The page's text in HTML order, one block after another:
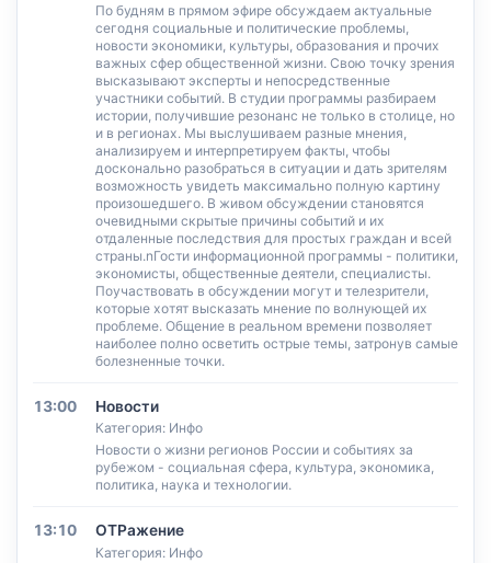
По будням в прямом эфире обсуждаем актуальные
сегодня социальные и политические проблемы,
новости экономики, культуры, образования и прочих
важных сфер общественной жизни. Свою точку зрения
высказывают эксперты и непосредственные
участники событий. В студии программы разбираем
истории, получившие резонанс не только в столице, но
и в регионах. Мы выслушиваем разные мнения,
анализируем и интерпретируем факты, чтобы
досконально разобраться в ситуации и дать зрителям
возможность увидеть максимально полную картину
произошедшего. В живом обсуждении становятся
очевидными скрытые причины событий и их
отдаленные последствия для простых граждан и всей
страны.nГости информационной программы - политики,
экономисты, общественные деятели, специалисты.
Поучаствовать в обсуждении могут и телезрители,
которые хотят высказать мнение по волнующей их
проблеме. Общение в реальном времени позволяет
наиболее полно осветить острые темы, затронув самые
болезненные точки.
13:00 Новости
Категория: Инфо
Новости о жизни регионов России и событиях за
рубежом - социальная сфера, культура, экономика,
политика, наука и технологии.
13:10 ОТРажение
Категория: Инфо